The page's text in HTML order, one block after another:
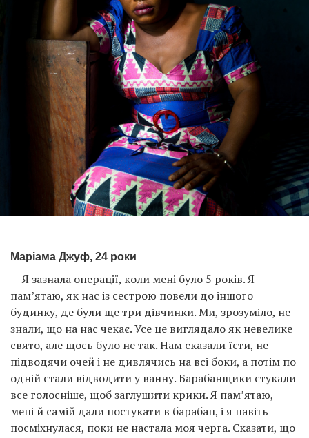
Маріама Джуф, 24 роки
— Я зазнала операції, коли мені було 5 років. Я
пам’ятаю, як нас із сестрою повели до іншого
будинку, де були ще три дівчинки. Ми, зрозуміло, не
знали, що на нас чекає. Усе це виглядало як невелике
свято, але щось було не так. Нам сказали їсти, не
підводячи очей і не дивлячись на всі боки, а потім по
одній стали відводити у ванну. Барабанщики стукали
все голосніше, щоб заглушити крики. Я пам’ятаю,
мені й самій дали постукати в барабан, і я навіть
посміхнулася, поки не настала моя черга. Сказати, що